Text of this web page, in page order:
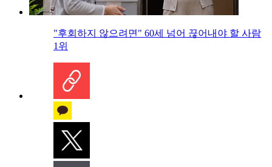
"후회하지 않으려면" 60세 넘어 끊어내야 할 사람
1위